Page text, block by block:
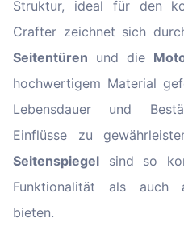
Struktur, ideal für den
Crafter zeichnet sich
Seitentüren und die
hochwertigem Material
Lebensdauer und
Einflüsse zu
Seitenspiegel sind so
Funktionalität als auch
bieten.